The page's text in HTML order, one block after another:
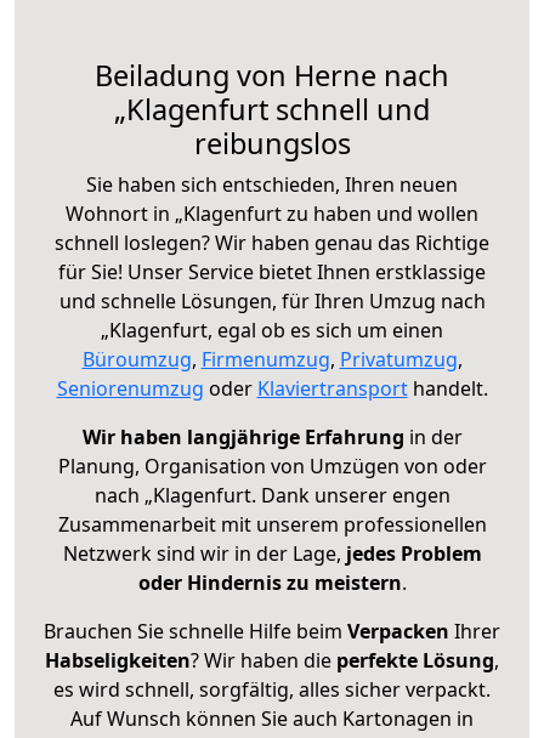
Beiladung von Herne nach
„Klagenfurt schnell und
reibungslos
Sie haben sich entschieden, Ihren neuen
Wohnort in „Klagenfurt zu haben und wollen
schnell loslegen? Wir haben genau das Richtige
für Sie! Unser Service bietet Ihnen erstklassige
und schnelle Lösungen, für Ihren Umzug nach
„Klagenfurt, egal ob es sich um einen
Büroumzug, Firmenumzug, Privatumzug,
Seniorenumzug oder Klaviertransporthandelt.
Wir haben langjährige Erfahrung in der
Planung, Organisation von Umzügen von oder
nach „Klagenfurt. Dank unserer engen
Zusammenarbeit mit unserem professionellen
Netzwerk sind wir in der Lage, jedes Problem
oder Hindernis zu meistern.
Brauchen Sie schnelle Hilfe beim Verpacken Ihrer
Habseligkeiten? Wir haben die perfekte Lösung,
es wird schnell, sorgfältig, alles sicher verpackt.
Auf Wunsch können Sie auch Kartonagen in